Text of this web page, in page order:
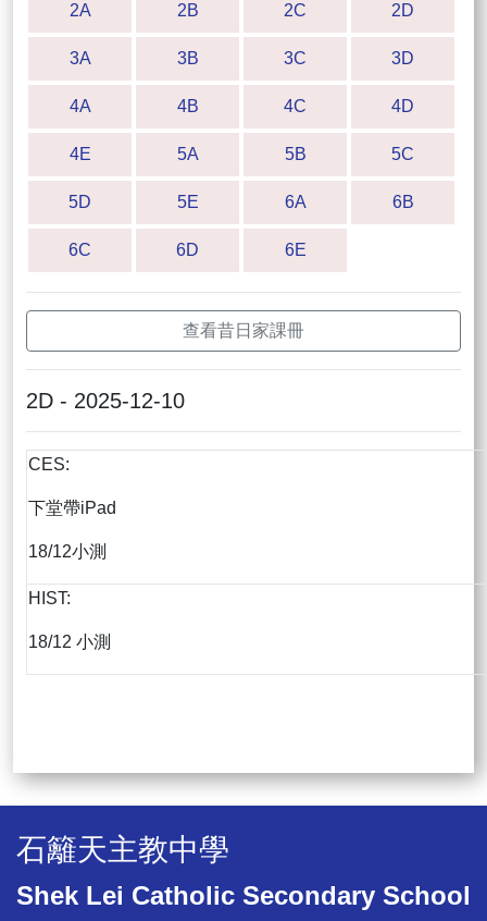
2A 2B 2C 2D
3A 3B 3C 3D
4A 4B 4C 4D
4E 5A 5B 5C
5D 5E 6A 6B
6C 6D 6E
查看昔日家課冊
2D - 2025-12-10
CES:
下堂帶iPad
18/12小測
HIST:
18/12 小測
石籬天主教中學
Shek Lei Catholic Secondary School